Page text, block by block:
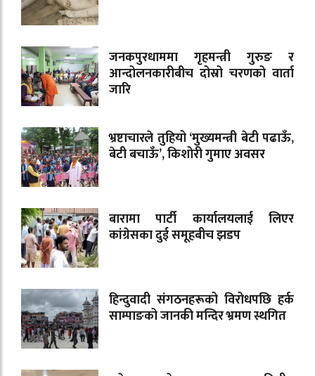
जनकपुरधाममा गृहमन्त्री गुरुङ र
आन्दोलनकारीबीच दोस्रो चरणको वार्ता
जारि
भ्रष्टाचारले तुहियो ‘मुख्यमन्त्री बेटी पढाऊँ,
बेटी बचाऊँ’, किशोरी गुमाए अवसर
बारामा पार्टी कार्यालयलाई लिएर
कांग्रेसका दुई समूहबीच झडप
हिन्दुवादी संगठनहरूको विरोधपछि हर्क
साम्पाङको जानकी मन्दिर भ्रमण स्थगित